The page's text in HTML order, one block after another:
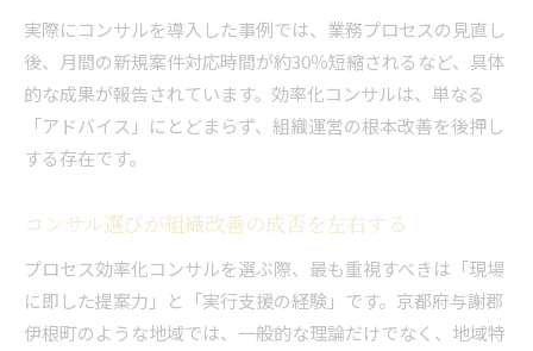
実際にコンサルを導入した事例では、業務プロセスの見直し
後、月間の新規案件対応時間が約30％短縮されるなど、具体
的な成果が報告されています。効率化コンサルは、単なる
「アドバイス」にとどまらず、組織運営の根本改善を後押し
する存在です。
コンサル選びが組織改善の成否を左右する
プロセス効率化コンサルを選ぶ際、最も重視すべきは「現場
に即した提案力」と「実行支援の経験」です。京都府与謝郡
伊根町のような地域では、一般的な理論だけでなく、地域特